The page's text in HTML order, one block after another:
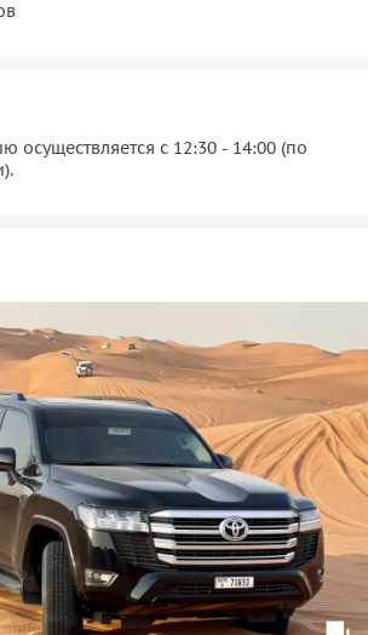
гиду на месте можно как в
беременным и детям до трёх лет с
лет должны быть на коленях у
водителей — английский.
из шоу-программы исключают
осуществляется с 12:30 - 14:00 (по